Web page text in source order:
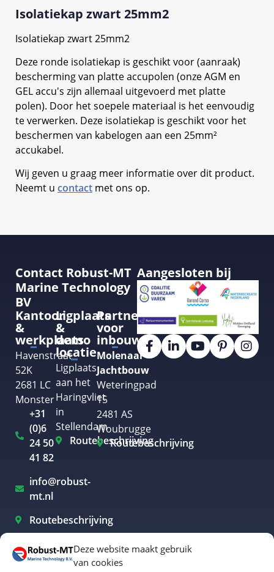
Deze website maakt gebruik
van cookies
Isolatiekap zwart 25mm2
Isolatiekap zwart 25mm2
Deze ronde isolatiekap is geschikt voor (aanraak)
bescherming van platte accupolen (onze AGM en
GEL accu's zijn allemaal uitgevoerd met platte
polen). Door het soepele materiaal is het eenvoudig
te verwerken. Deze isolatiekap is geschikt voor het
beschermen van kabelogen aan een 25mm²
accukabel.
Wij geven u graag meer informatie over dit product.
Neemt u contact met ons op.
Contact Robust-MT
Marine Technology
BV
Kantoor
&
werkplaats
Havenstraat
52K
2681 LC
Monster
+31
(0)6
24 50
41 82
info@robust-
mt.nl
Routebeschrijving
Ligplaats
&
demo
locatie
Ligplaats
aan het
Haringvliet
in
Stellendam
Routebeschrijving
Partner
voor
inbouw
Molenaar
Jachtbouw
Weteringpad
15
2481 AS
Woubrugge
Routebeschrijving
Aangesloten bij
Elektrisch varen Westland